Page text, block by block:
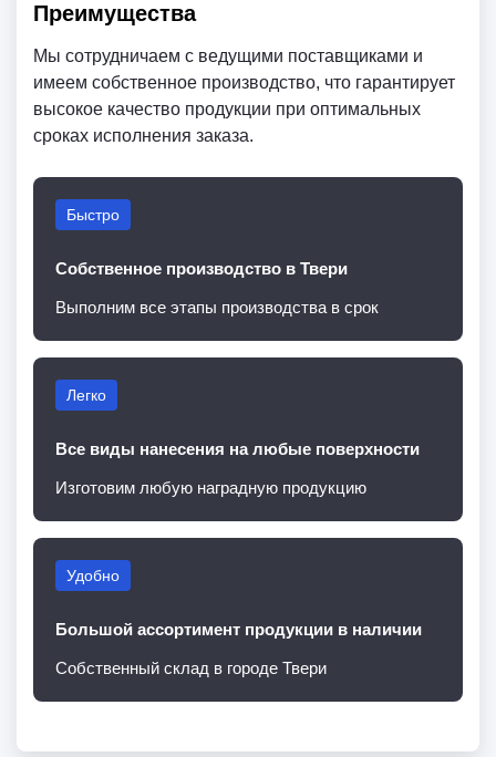
Преимущества
Мы сотрудничаем с ведущими поставщиками и
имеем собственное производство, что гарантирует
высокое качество продукции при оптимальных
сроках исполнения заказа.
Быстро
Собственное производство в Твери
Выполним все этапы производства в срок
Легко
Все виды нанесения на любые поверхности
Изготовим любую наградную продукцию
Удобно
Большой ассортимент продукции в наличии
Собственный склад в городе Твери